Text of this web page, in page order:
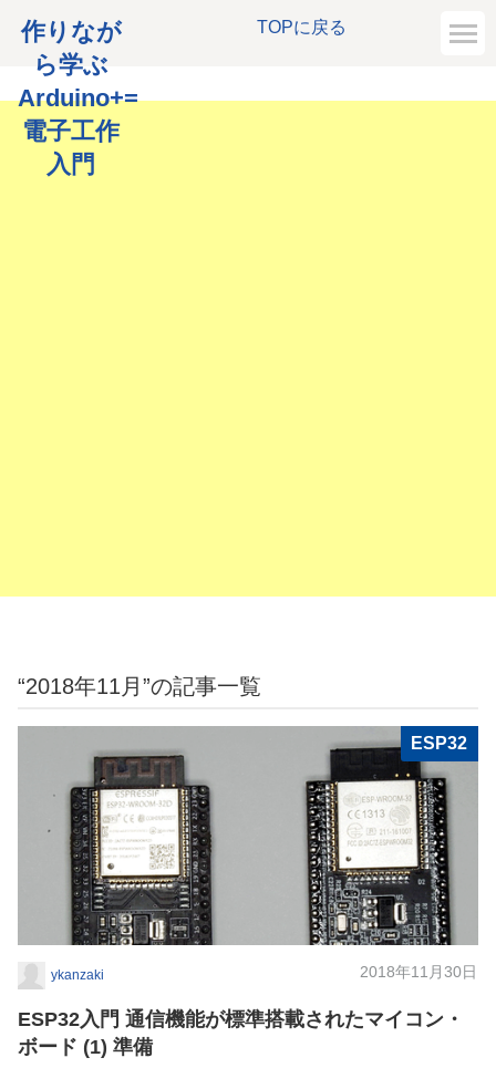
TOPに戻る
作りなが
ら学ぶ
Arduino+=
電子工作
入門
“2018年11月”の記事一覧
ESP32
ykanzaki 2018年11月30日
ESP32入門 通信機能が標準搭載されたマイコン・
ボード (1) 準備